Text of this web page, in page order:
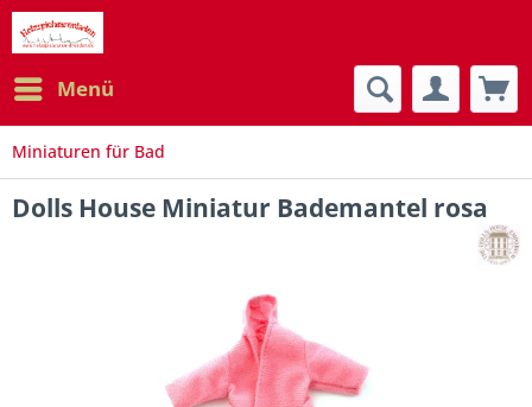
Menü
Miniaturen für Bad
Dolls House Miniatur Bademantel rosa